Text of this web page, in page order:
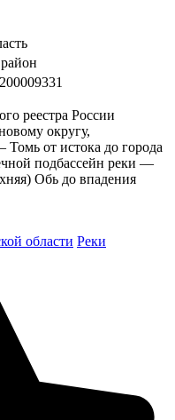
реестра России
округу,
от истока до города
подбассейн реки —
Обь до впадения
области Реки